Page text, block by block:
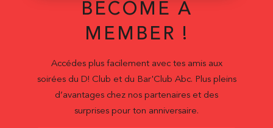
BECOME A
MEMBER !
Accédes plus facilement avec tes amis aux
soirées du D! Club et du Bar'Club Abc. Plus pleins
d’avantages chez nos partenaires et des
surprises pour ton anniversaire.